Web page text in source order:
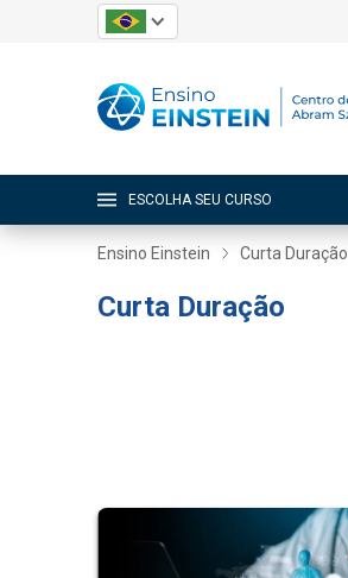
ESCOLHA SEU CURSO
Ensino Einstein Curta Duração
Curta Duração